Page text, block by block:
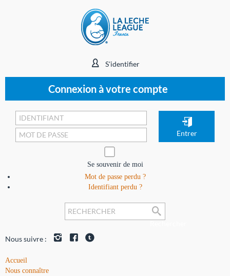
S'identifier
Connexion à votre compte
Se souvenir de moi
Mot de passe perdu ?
Identifiant perdu ?
Nous suivre :
Accueil
Nous connaître